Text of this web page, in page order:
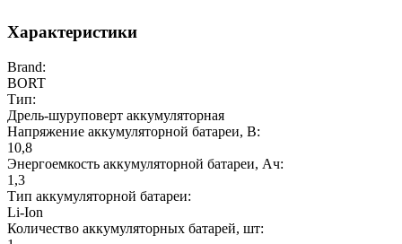
Характеристики
Brand:
BORT
Тип:
Дрель-шуруповерт аккумуляторная
Напряжение аккумуляторной батареи, В:
10,8
Энергоемкость аккумуляторной батареи, Ач:
1,3
Тип аккумуляторной батареи:
Li-Ion
Количество аккумуляторных батарей, шт: